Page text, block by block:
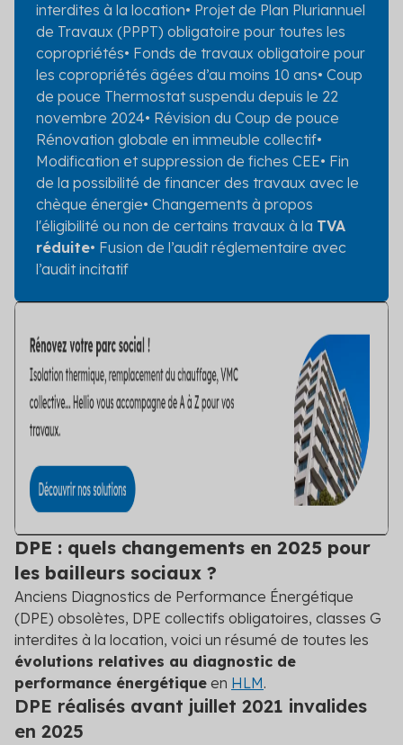
interdites à la location• Projet de Plan Pluriannuel
de Travaux (PPPT) obligatoire pour toutes les
copropriétés• Fonds de travaux obligatoire pour
les copropriétés âgées d’au moins 10 ans• Coup
de pouce Thermostat suspendu depuis le 22
novembre 2024• Révision du Coup de pouce
Rénovation globale en immeuble collectif•
Modification et suppression de fiches CEE• Fin
de la possibilité de financer des travaux avec le
chèque énergie• Changements à propos
l'éligibilité ou non de certains travaux à la TVA
réduite• Fusion de l’audit réglementaire avec
l’audit incitatif
DPE : quels changements en 2025 pour
les bailleurs sociaux ?
Anciens Diagnostics de Performance Énergétique
(DPE) obsolètes, DPE collectifs obligatoires, classes G
interdites à la location, voici un résumé de toutes les
évolutions relatives au diagnostic de
performance énergétique en HLM.
DPE réalisés avant juillet 2021 invalides
en 2025